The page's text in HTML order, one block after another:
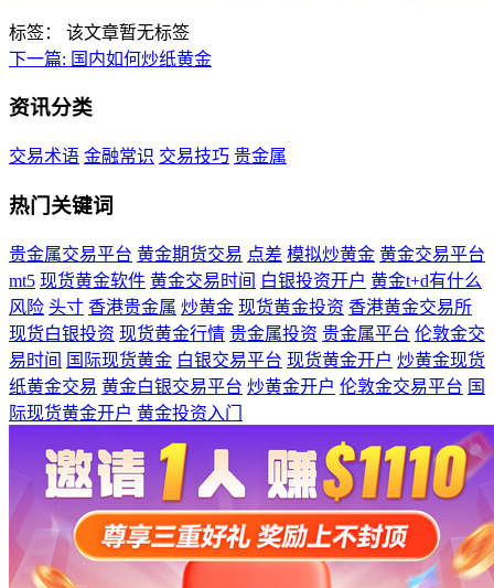
标签：
该文章暂无标签
下一篇: 国内如何炒纸黄金
资讯分类
交易术语 金融常识 交易技巧 贵金属
热门关键词
贵金属交易平台 黄金期货交易 点差 模拟炒黄金 黄金交易平台
mt5 现货黄金软件 黄金交易时间 白银投资开户 黄金t+d有什么
风险 头寸 香港贵金属 炒黄金 现货黄金投资 香港黄金交易所
现货白银投资 现货黄金行情 贵金属投资 贵金属平台 伦敦金交
易时间 国际现货黄金 白银交易平台 现货黄金开户 炒黄金现货
纸黄金交易 黄金白银交易平台 炒黄金开户 伦敦金交易平台 国
际现货黄金开户 黄金投资入门